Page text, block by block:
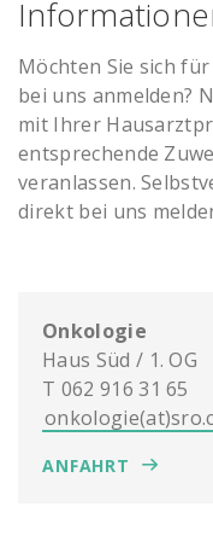
Möchten Sie sich
bei uns anmelden?
mit Ihrer
entsprechende
veranlassen.
direkt bei uns
Onkologie
Haus Süd / 1. OG
T 062 916 31 65
ANFAHRT